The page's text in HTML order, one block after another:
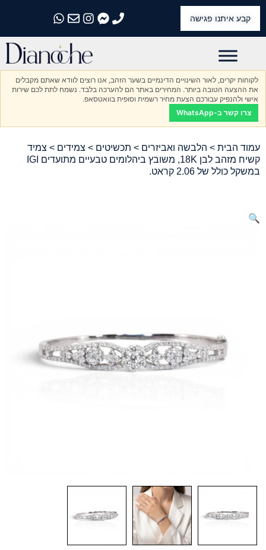
קבע איתנו פגישה
התקשרו אלינו
התקשרו אלינו
התקשרו אלינו
התקשרו אלינו
התקשרו אלינו
לקוחות יקרים, לאור השינויים הדינמיים בשער הזהב, אנו רוצים לוודא שאתם מקבלים
את ההצעה הטובה ביותר. המחירים באתר הם להערכה בלבד. נשמח לתת לכם שירות
אישי ולהנפיק עבורכם הצעת מחיר רשמית וסופית בוואטסאפ.
צרו קשר ב-WhatsApp
עמוד הבית > הלבשה ואביזרים > תכשיטים > צמידים > צמיד
קשיח מזהב לבן 18K, משובץ ביהלומים טבעיים מתועדים IGI
במשקל כולל של 2.06 קראט.
🔍